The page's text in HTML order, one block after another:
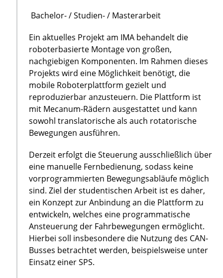
Bachelor- / Studien- / Masterarbeit
Ein aktuelles Projekt am IMA behandelt die
roboterbasierte Montage von großen,
nachgiebigen Komponenten. Im Rahmen dieses
Projekts wird eine Möglichkeit benötigt, die
mobile Roboterplattform gezielt und
reproduzierbar anzusteuern. Die Plattform ist
mit Mecanum-Rädern ausgestattet und kann
sowohl translatorische als auch rotatorische
Bewegungen ausführen.
Derzeit erfolgt die Steuerung ausschließlich über
eine manuelle Fernbedienung, sodass keine
vorprogrammierten Bewegungsabläufe möglich
sind. Ziel der studentischen Arbeit ist es daher,
ein Konzept zur Anbindung an die Plattform zu
entwickeln, welches eine programmatische
Ansteuerung der Fahrbewegungen ermöglicht.
Hierbei soll insbesondere die Nutzung des CAN-
Busses betrachtet werden, beispielsweise unter
Einsatz einer SPS.